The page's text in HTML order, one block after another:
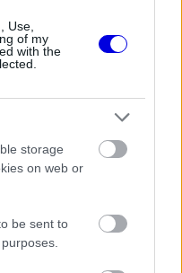
Use,
of my
with the
storage
on web or
be sent to
Sainz és Ricciardo
az ütközést